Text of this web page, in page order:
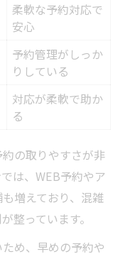
柔軟な予約対応で
安心
予約管理がしっか
りしている
対応が柔軟で助か
る
の取りやすさが非
は、WEB予約やア
増えており、混雑
整っています。
め、早めの予約や